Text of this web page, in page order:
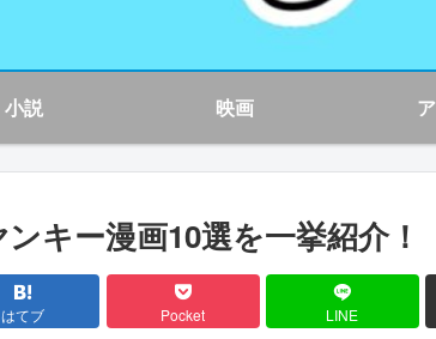
小説 映画
キー漫画10選を一挙紹介！
はてブ Pocket LINE